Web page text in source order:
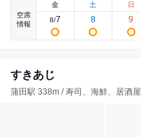
空席
情報
金
8/7
土
8
日
9
すきあじ
蒲田駅 338m / 寿司、海鮮、居酒屋